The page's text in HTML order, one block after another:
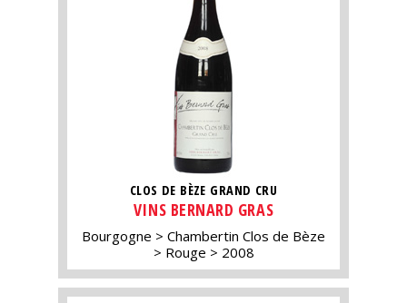
CLOS DE BÈZE GRAND CRU
VINS BERNARD GRAS
Bourgogne
Chambertin Clos de Bèze
Rouge
2008